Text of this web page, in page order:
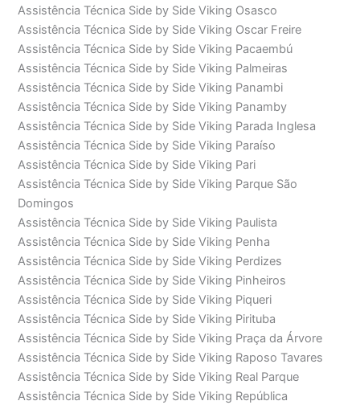
Assistência Técnica Side by Side Viking Osasco
Assistência Técnica Side by Side Viking Oscar Freire
Assistência Técnica Side by Side Viking Pacaembú
Assistência Técnica Side by Side Viking Palmeiras
Assistência Técnica Side by Side Viking Panambi
Assistência Técnica Side by Side Viking Panamby
Assistência Técnica Side by Side Viking Parada Inglesa
Assistência Técnica Side by Side Viking Paraíso
Assistência Técnica Side by Side Viking Pari
Assistência Técnica Side by Side Viking Parque São
Domingos
Assistência Técnica Side by Side Viking Paulista
Assistência Técnica Side by Side Viking Penha
Assistência Técnica Side by Side Viking Perdizes
Assistência Técnica Side by Side Viking Pinheiros
Assistência Técnica Side by Side Viking Piqueri
Assistência Técnica Side by Side Viking Pirituba
Assistência Técnica Side by Side Viking Praça da Árvore
Assistência Técnica Side by Side Viking Raposo Tavares
Assistência Técnica Side by Side Viking Real Parque
Assistência Técnica Side by Side Viking República